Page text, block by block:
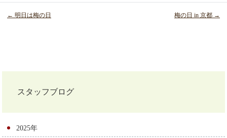
ナ
ビ
ゲ
← 明日は梅の日 梅の日 in 京都 →
スタッフブログ
2025年